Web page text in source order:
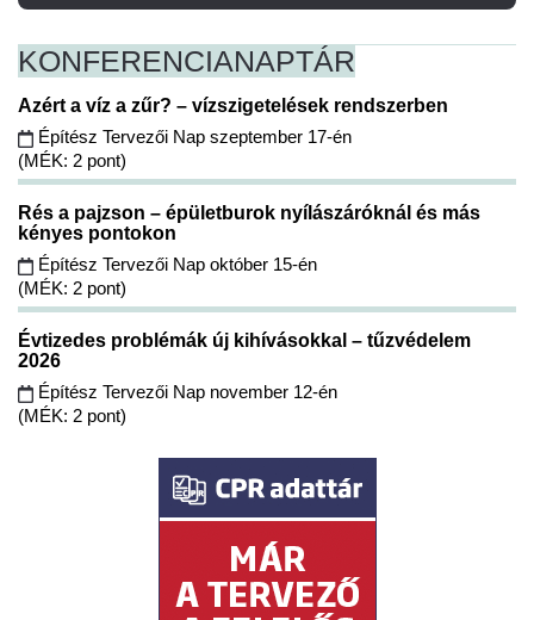
KONFERENCIANAPTÁR
Azért a víz a zűr? – vízszigetelések rendszerben
Építész Tervezői Nap szeptember 17-én
(MÉK: 2 pont)
Rés a pajzson – épületburok nyílászáróknál és más
kényes pontokon
Építész Tervezői Nap október 15-én
(MÉK: 2 pont)
Évtizedes problémák új kihívásokkal – tűzvédelem
2026
Építész Tervezői Nap november 12-én
(MÉK: 2 pont)